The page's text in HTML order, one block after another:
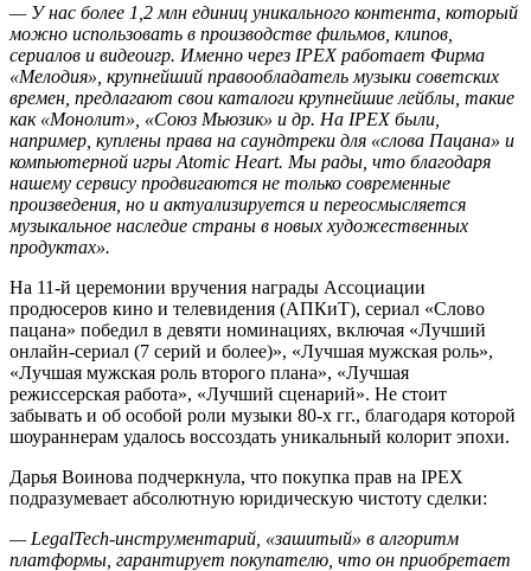
— У нас более 1,2 млн единиц уникального контента, который
можно использовать в производстве фильмов, клипов,
сериалов и видеоигр. Именно через IPEХ работает Фирма
«Мелодия», крупнейший правообладатель музыки советских
времен, предлагают свои каталоги крупнейшие лейблы, такие
как «Монолит», «Союз Мьюзик» и др. На IPEX были,
например, куплены права на саундтреки для «слова Пацана» и
компьютерной игры Atomic Heart. Мы рады, что благодаря
нашему сервису продвигаются не только современные
произведения, но и актуализируется и переосмысляется
музыкальное наследие страны в новых художественных
продуктах».
На 11-й церемонии вручения награды Ассоциации
продюсеров кино и телевидения (АПКиТ), сериал «Слово
пацана» победил в девяти номинациях, включая «Лучший
онлайн-сериал (7 серий и более)», «Лучшая мужская роль»,
«Лучшая мужская роль второго плана», «Лучшая
режиссерская работа», «Лучший сценарий». Не стоит
забывать и об особой роли музыки 80-х гг., благодаря которой
шоураннерам удалось воссоздать уникальный колорит эпохи.
Дарья Воинова подчеркнула, что покупка прав на IPEX
подразумевает абсолютную юридическую чистоту сделки:
— LegalTech-инструментарий, «зашитый» в алгоритм
платформы, гарантирует покупателю, что он приобретает